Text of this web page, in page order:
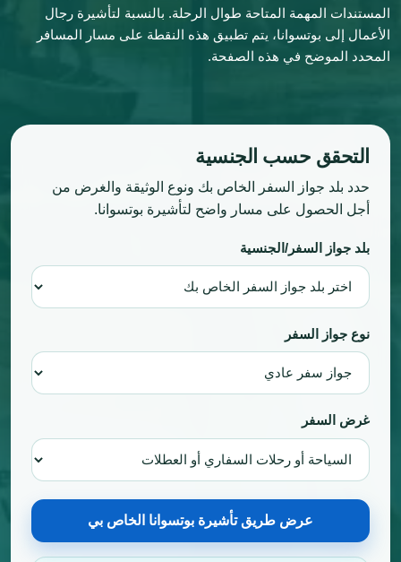
المستندات المهمة المتاحة طوال الرحلة. بالنسبة لتأشيرة رجال
الأعمال إلى بوتسوانا، يتم تطبيق هذه النقطة على مسار المسافر
المحدد الموضح في هذه الصفحة.
التحقق حسب الجنسية
حدد بلد جواز السفر الخاص بك ونوع الوثيقة والغرض من
أجل الحصول على مسار واضح لتأشيرة بوتسوانا.
بلد جواز السفر/الجنسية
نوع جواز السفر
غرض السفر
عرض طريق تأشيرة بوتسوانا الخاص بي